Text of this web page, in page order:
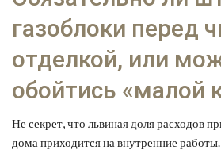
газоблоки перед
отделкой, или
обойтись «малой
Не секрет, что львиная доля расходов
дома приходится на внутренние